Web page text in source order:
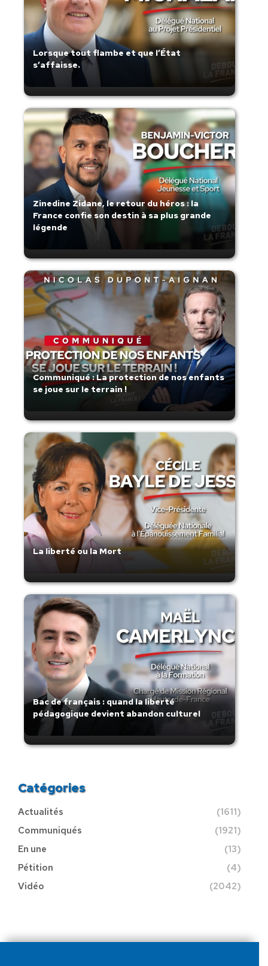
Lorsque tout flambe et que l’État
s’affaisse.
Zinedine Zidane, le retour du héros : la
France confie son destin à sa plus grande
légende
Communiqué : La protection de nos enfants
se joue sur le terrain !
La liberté ou la Mort
Bac de français : quand la liberté
pédagogique devient abandon culturel
Catégories
Actualités
(1611)
Communiqués
(1921)
En une
(13)
Pétition
(4)
Vidéo
(2042)